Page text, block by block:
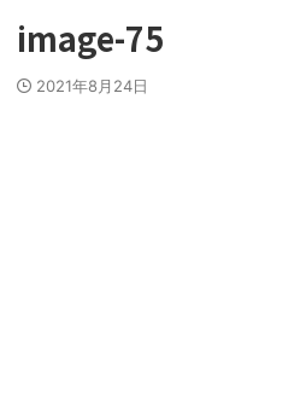
image-75
2021年8月24日